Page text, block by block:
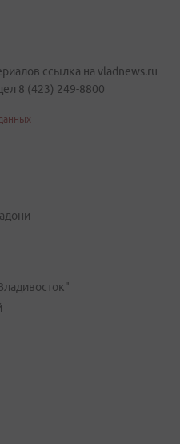
ссылка на vladnews.ru
8 (423) 249-8800